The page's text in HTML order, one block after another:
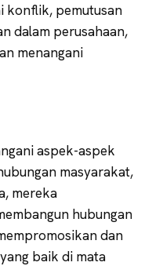
konflik, pemutusan
dalam perusahaan,
menangani
aspek-aspek
masyarakat,
mereka
hubungan
dan
baik di mata